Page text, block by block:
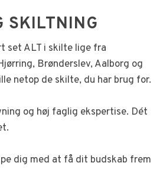
SKILTNING
set ALT i skilte lige fra
Brønderslev, Aalborg og
netop de skilte, du har brug for.
og høj faglig ekspertise. Dét
dig med at få dit budskab frem